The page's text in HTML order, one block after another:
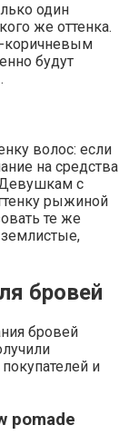
один
же оттенка.
коричневым
будут
волос: если
на средства
Девушкам с
рыжиной
те же
бровей
бровей
и
pomade